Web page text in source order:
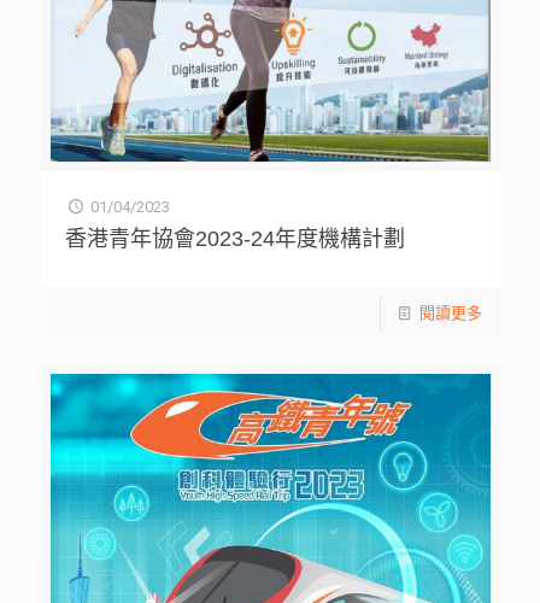
01/04/2023
香港青年協會2023-24年度機構計劃
閱讀更多